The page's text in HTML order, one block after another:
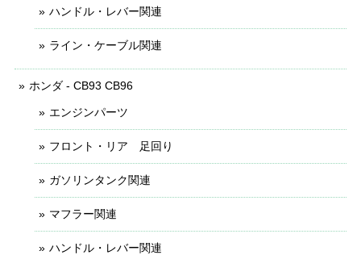
ハンドル・レバー関連
ライン・ケーブル関連
ホンダ - CB93 CB96
エンジンパーツ
フロント・リア 足回り
ガソリンタンク関連
マフラー関連
ハンドル・レバー関連